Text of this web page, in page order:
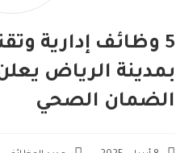
5 وظائف إدارية
بمدينة الرياض
الضمان الصحي